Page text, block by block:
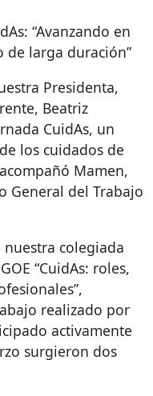
“Avanzando en
de larga duración”
Presidenta,
Beatriz
CuidAs, un
los cuidados de
Mamen,
General del Trabajo
colegiada
GOE “CuidAs: roles,
realizado por
activamente
surgieron dos